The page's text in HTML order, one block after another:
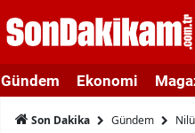
Gündem Ekonomi
Son Dakika Gündem